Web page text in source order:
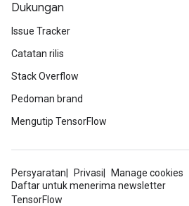
Dukungan
Issue Tracker
Catatan rilis
Stack Overflow
Pedoman brand
Mengutip TensorFlow
Persyaratan Privasi
Manage cookies
Daftar untuk menerima newsletter
TensorFlow